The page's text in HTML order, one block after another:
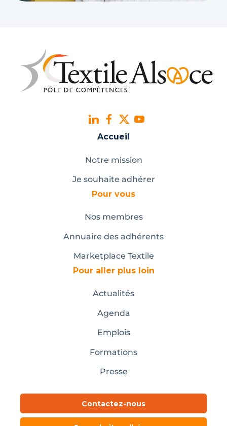
Accueil
Notre mission
Je souhaite adhérer
Pour vous
Nos membres
Annuaire des adhérents
Marketplace Textile
Pour aller plus loin
Actualités
Agenda
Emplois
Formations
Presse
Contactez-nous